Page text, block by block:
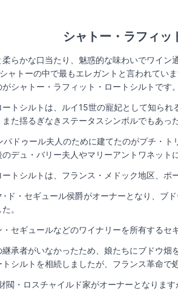
シャトー・ラフィッ
らかな口当たり、魅惑的な味わいでワイ
ャトーの中で最もエレガントと言われてい
シャトー・ラフィット・ロートシルトです。
トシルトは、ルイ15世の寵妃として知ら
た揺るぎなきステータスシンボルでもあっ
ドゥール夫人のために建てたのがプチ・
デュ・バリー夫人やマリーアントワネット
トシルトは、フランス・メドック地区、
ド・セギュール侯爵がオーナーとなり、ブ
。
セギュールなどのワイナリーを所有するセ
承者がいなかったため、娘たちにブドウ
シルトを相続しましたが、フランス革命で
閥・ロスチャイルド家がオーナーとなりま